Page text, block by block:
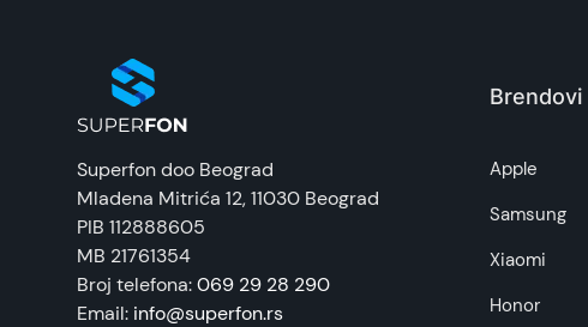
Zemlja porekla:
Prava potrošača:
Napomena:
Superfon doo Beograd
Mladena Mitrića 12, 11030 Beograd
PIB 112888605
MB 21761354
Broj telefona:069 29 28 290
Email: info@superfon.rs
Brendovi
Apple
Samsung
Xiaomi
Honor